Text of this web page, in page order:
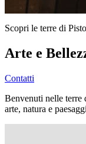
Scopri le terre di
Arte e
Contatti
Benvenuti nelle terre
arte, natura e